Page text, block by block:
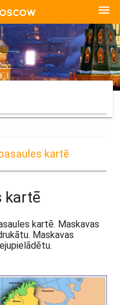
menu
kartē
kartē
kartē. Maskavas
Maskavas